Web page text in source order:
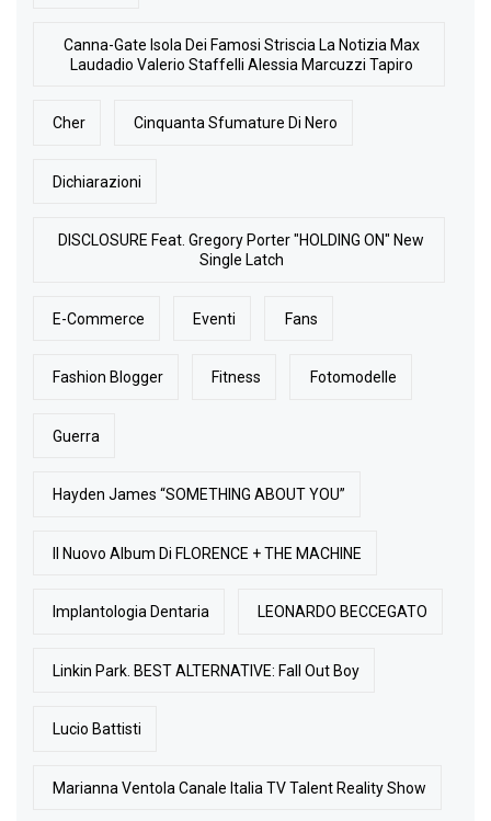
Canna-Gate Isola Dei Famosi Striscia La Notizia Max
Laudadio Valerio Staffelli Alessia Marcuzzi Tapiro
Cher Cinquanta Sfumature Di Nero
Dichiarazioni
DISCLOSURE Feat. Gregory Porter "HOLDING ON" New
Single Latch
E-Commerce Eventi Fans
Fashion Blogger Fitness Fotomodelle
Guerra
Hayden James “SOMETHING ABOUT YOU”
Il Nuovo Album Di FLORENCE + THE MACHINE
Implantologia Dentaria LEONARDO BECCEGATO
Linkin Park. BEST ALTERNATIVE: Fall Out Boy
Lucio Battisti
Marianna Ventola Canale Italia TV Talent Reality Show